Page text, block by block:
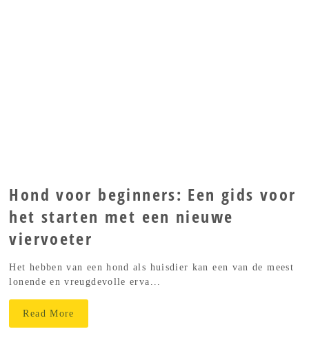
Hond voor beginners: Een gids voor
het starten met een nieuwe
viervoeter
Het hebben van een hond als huisdier kan een van de meest
lonende en vreugdevolle erva...
Read More